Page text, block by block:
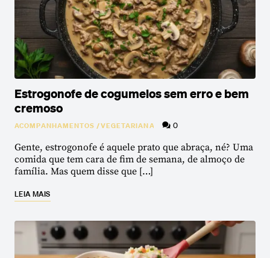
Estrogonofe de cogumelos sem erro e bem
cremoso
ACOMPANHAMENTOS /VEGETARIANA 0
Gente, estrogonofe é aquele prato que abraça, né? Uma
comida que tem cara de fim de semana, de almoço de
família. Mas quem disse que […]
LEIA MAIS